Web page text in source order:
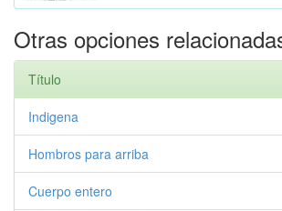
Otras opciones
Título
Indigena
Hombros para arriba
Cuerpo entero